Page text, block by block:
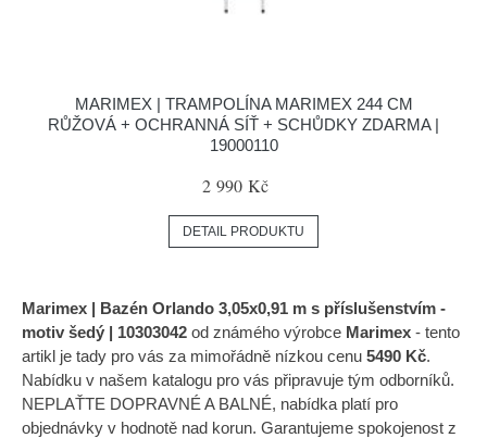
MARIMEX | TRAMPOLÍNA MARIMEX 244 CM
RŮŽOVÁ + OCHRANNÁ SÍŤ + SCHŮDKY ZDARMA |
19000110
2 990 Kč
DETAIL PRODUKTU
Marimex | Bazén Orlando 3,05x0,91 m s příslušenstvím -
motiv šedý | 10303042 od známého výrobce Marimex - tento
artikl je tady pro vás za mimořádně nízkou cenu 5490 Kč.
Nabídku v našem katalogu pro vás připravuje tým odborníků.
NEPLAŤTE DOPRAVNÉ A BALNÉ, nabídka platí pro
objednávky v hodnotě nad korun. Garantujeme spokojenost z